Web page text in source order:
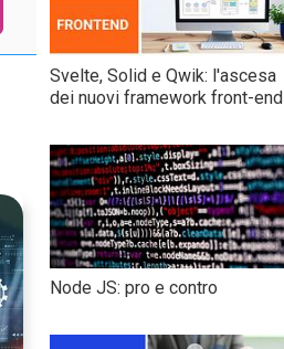
Svelte, Solid e Qwik: l'ascesa
dei nuovi framework front-end
Node JS: pro e contro